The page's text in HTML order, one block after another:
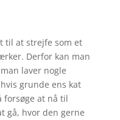
til at strejfe som et
Derfor kan man
laver nogle
grunde ens kat
at nå til
gå, hvor den gerne